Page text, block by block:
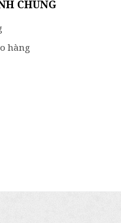
CHUNG
hàng